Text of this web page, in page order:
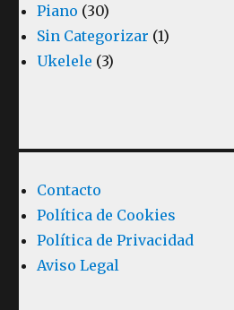
Piano (30)
Sin Categorizar (1)
Ukelele (3)
Contacto
Política de Cookies
Política de Privacidad
Aviso Legal